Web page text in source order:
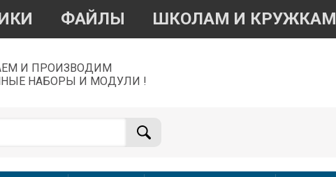
ФАЙЛЫ ШКОЛАМ И КРУЖКАМ
И ПРОИЗВОДИМ
НАБОРЫ И МОДУЛИ !По вопросам приобретения товара
+7 968 454 17 38
звонки и аудио сообщения не обслуживаются